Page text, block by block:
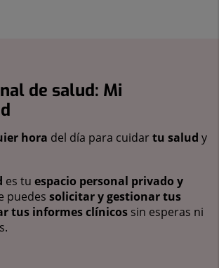
de salud: Mi
hora del día para cuidartu salud y
es tu espacio personal privado y
puedes solicitar y gestionar tus
tus informes clínicos sin esperas ni